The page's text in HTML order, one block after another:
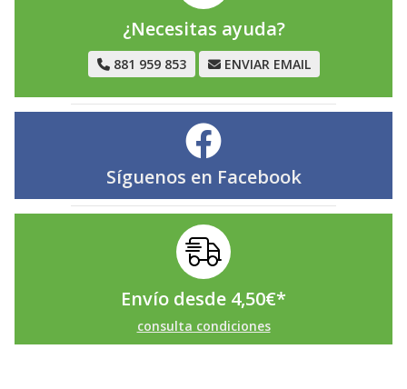
¿Necesitas ayuda?
881 959 853 ENVIAR EMAIL
Síguenos en Facebook
Envío desde 4,50€*
consulta condiciones